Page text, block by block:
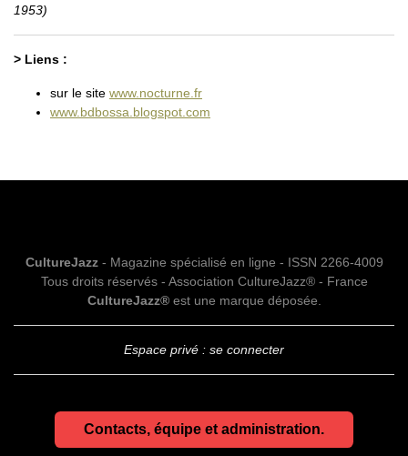
1953)
> Liens :
sur le site www.nocturne.fr
www.bdbossa.blogspot.com
CultureJazz- Magazine spécialisé en ligne - ISSN 2266-4009
Tous droits réservés - Association CultureJazz® - France
CultureJazz®est une marque déposée.
Espace privé : se connecter
Contacts, équipe et administration.